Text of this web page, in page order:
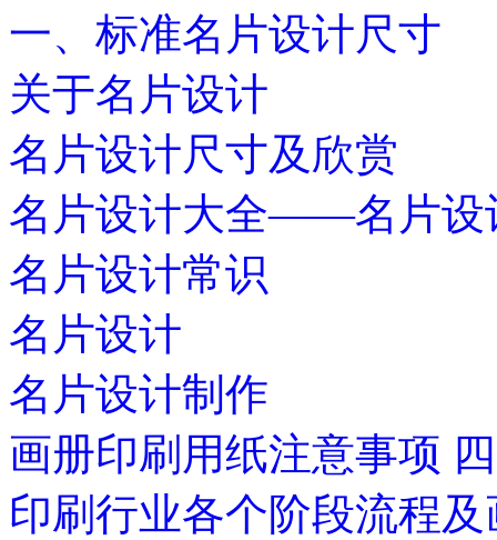
一、标准名片设计尺寸
关于名片设计
名片设计尺寸及欣赏
名片设计大全——名片设
名片设计常识
名片设计
名片设计制作
画册印刷用纸注意事项
印刷行业各个阶段流程